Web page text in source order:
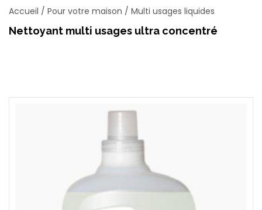
Accueil / Pour votre maison / Multi usages liquides
Nettoyant multi usages ultra concentré